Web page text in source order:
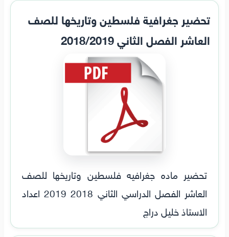
تحضير جغرافية فلسطين وتاريخها للصف
العاشر الفصل الثاني 2018/2019
تحضير ماده جغرافيه فلسطين وتاريخها للصف
العاشر الفصل الدراسي الثاني 2018 2019 اعداد
الاستاذ خليل دراج